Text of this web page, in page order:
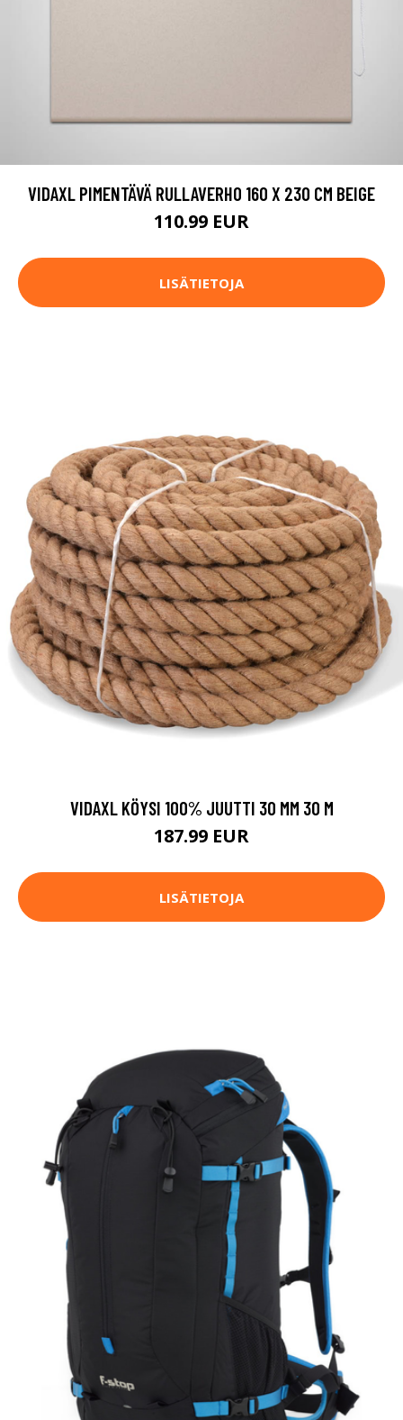
VIDAXL PIMENTÄVÄ RULLAVERHO 160 X 230 CM BEIGE
110.99 EUR
LISÄTIETOJA
VIDAXL KÖYSI 100% JUUTTI 30 MM 30 M
187.99 EUR
LISÄTIETOJA